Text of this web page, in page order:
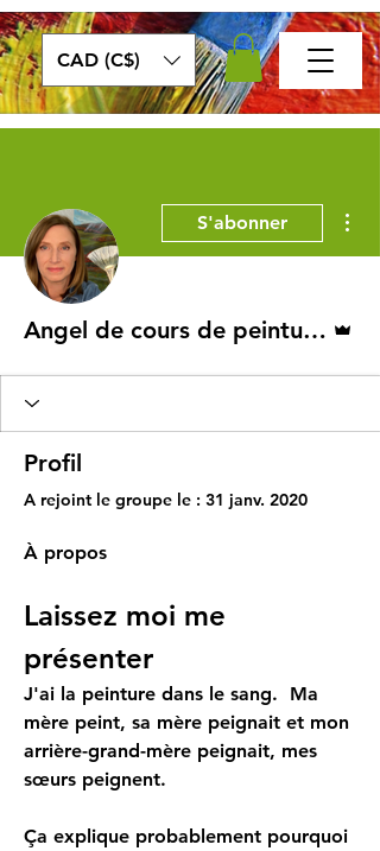
CAD (C$)
S'abonner
Angel de cours de peinture Mixarts
Profil
A rejoint le groupe le : 31 janv. 2020
À propos
Laissez moi me
présenter
J'ai la peinture dans le sang.  Ma
mère peint, sa mère peignait et mon
arrière-grand-mère peignait, mes
sœurs peignent.
Ça explique probablement pourquoi